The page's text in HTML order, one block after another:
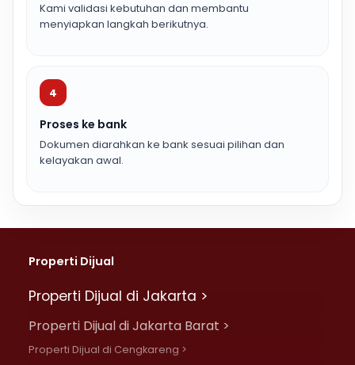
Kami validasi kebutuhan dan membantu
menyiapkan langkah berikutnya.
4
Proses ke bank
Dokumen diarahkan ke bank sesuai pilihan dan
kelayakan awal.
Properti Dijual
Properti Dijual di Jakarta >
Properti Dijual di Jakarta Barat >
Properti Dijual di Cengkareng >